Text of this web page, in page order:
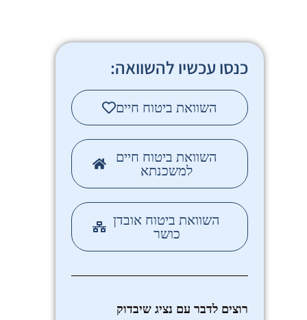
כנסו עכשיו להשוואה:
השוואת ביטוח חיים
השוואת ביטוח חיים
למשכנתא
השוואת ביטוח אובדן
כושר
רוצים לדבר עם נציג שיבדוק